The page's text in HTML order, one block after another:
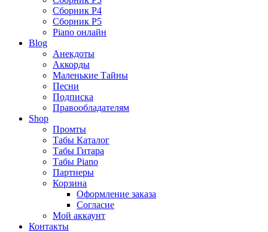
Сборник P4
Сборник P5
Piano онлайн
Blog
Анекдоты
Аккорды
Маленькие Тайны
Песни
Подписка
Правообладателям
Shop
Промты
Табы Каталог
Табы Гитара
Табы Piano
Партнеры
Корзина
Оформление заказа
Согласие
Мой аккаунт
Контакты